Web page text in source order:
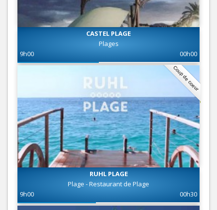
CASTEL PLAGE
Plages
9h00
00h00
Coup de coeur
RUHL PLAGE
Plage - Restaurant de Plage
9h00
00h30